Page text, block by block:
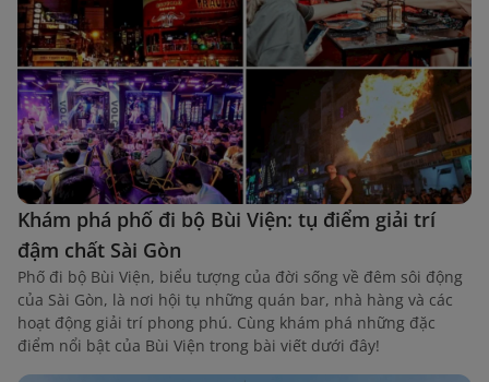
Khám phá phố đi bộ Bùi Viện: tụ điểm giải trí
đậm chất Sài Gòn
Phố đi bộ Bùi Viện, biểu tượng của đời sống về đêm sôi động
của Sài Gòn, là nơi hội tụ những quán bar, nhà hàng và các
hoạt động giải trí phong phú. Cùng khám phá những đặc
điểm nổi bật của Bùi Viện trong bài viết dưới đây!